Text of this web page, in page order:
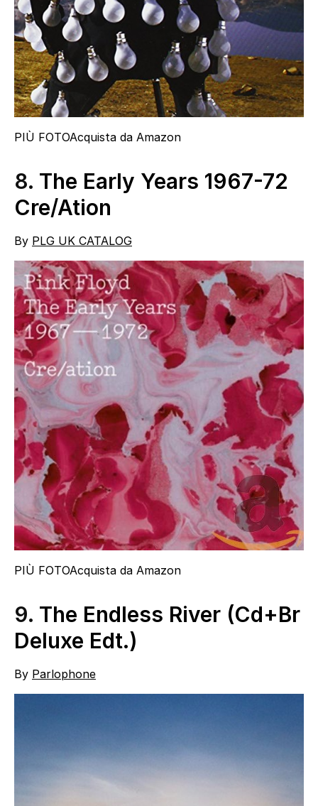
PIÙ FOTOAcquista da Amazon
8. The Early Years 1967-72
Cre/Ation
By PLG UK CATALOG
PIÙ FOTOAcquista da Amazon
9. The Endless River (Cd+Br
Deluxe Edt.)
By Parlophone